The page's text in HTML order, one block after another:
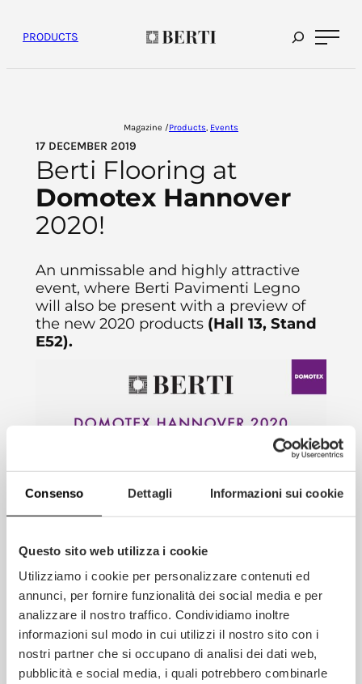
Consenso Dettagli Informazioni sui cookie
Questo sito web utilizza i cookie
Utilizziamo i cookie per personalizzare contenuti ed
annunci, per fornire funzionalità dei social media e per
analizzare il nostro traffico. Condividiamo inoltre
informazioni sul modo in cui utilizzi il nostro sito con i
nostri partner che si occupano di analisi dei dati web,
pubblicità e social media, i quali potrebbero combinarle
content
PRODUCTS
Magazine /Products Events
17 DECEMBER 2019
Berti Flooring at
Domotex Hannover
2020!
An unmissable and highly attractive
event, where Berti Pavimenti Legno
will also be present with a preview of
the new 2020 products (Hall 13, Stand
E52).